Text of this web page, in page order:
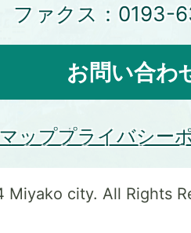
ファクス： 0193-
お問い合わ
ッププライバシー
Miyako city. All Rights